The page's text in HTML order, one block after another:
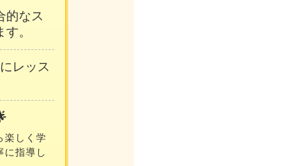
的なス
。
レッス
楽しく学
に指導し